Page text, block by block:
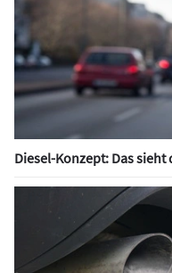
Diesel-Konzept: Das